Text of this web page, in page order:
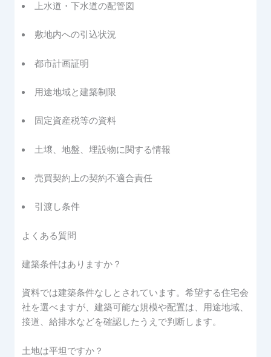
上水道・下水道の配管図
敷地内への引込状況
都市計画証明
用途地域と建築制限
固定資産税等の資料
土壌、地盤、埋設物に関する情報
売買契約上の契約不適合責任
引渡し条件
よくある質問
建築条件はありますか？
資料では建築条件なしとされています。希望する住宅会
社を選べますが、建築可能な規模や配置は、用途地域、
接道、給排水などを確認したうえで判断します。
土地は平坦ですか？